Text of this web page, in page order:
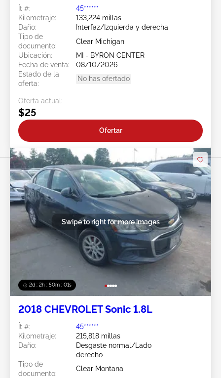
Ít #:
45******
Kilometraje:
133,224 millas
Daño:
Interfaz/Izquierda y derecha
Tipo de
documento:
Clear Michigan
Ubicación:
MI - BYRON CENTER
Fecha de venta:
08/10/2026
Estado de la
oferta:
No has ofertado
Oferta actual:
$25
Ofertar
2d : 2h : 49m : 59s
Swipe to right for more images
2018 CHEVROLET Sonic 1.8L
Ít #:
45******
Kilometraje:
215,818 millas
Daño:
Desgaste normal/Lado
derecho
Tipo de
documento:
Clear Montana